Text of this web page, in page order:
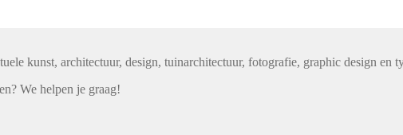
kunst, architectuur, design, tuinarchitectuur, fotografie, graphic design en
We helpen je graag!